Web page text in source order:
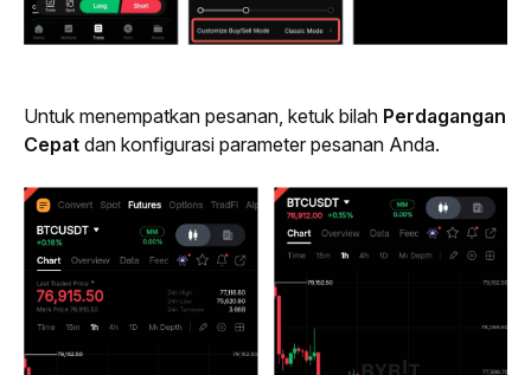
Untuk menempatkan pesanan, ketuk bilah Perdagangan
Cepat dan konfigurasi parameter pesanan Anda.